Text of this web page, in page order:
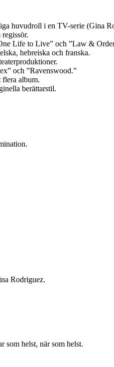
huvudroll i en TV-serie (Gina
Life to Live” och ”Law &
hebreiska och franska.
och ”Ravenswood.”
flera album.
berättarstil.
Rodriguez.
som helst, när som helst.